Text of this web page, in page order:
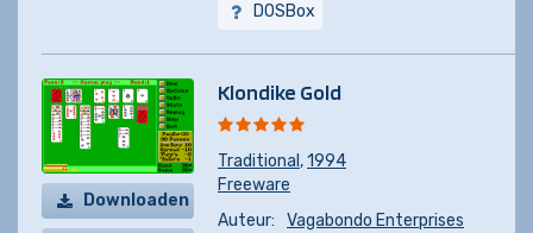
DOSBox
Downloaden
Klondike Gold
Traditional ,1994
Freeware
Auteur:
Vagabondo Enterprises